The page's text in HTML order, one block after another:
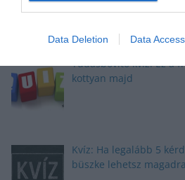
Data Deletion Data Access
Tudásbővítő kvíz: Ez a
kottyan majd
Kvíz: Ha legalább 5
büszke lehetsz magadra